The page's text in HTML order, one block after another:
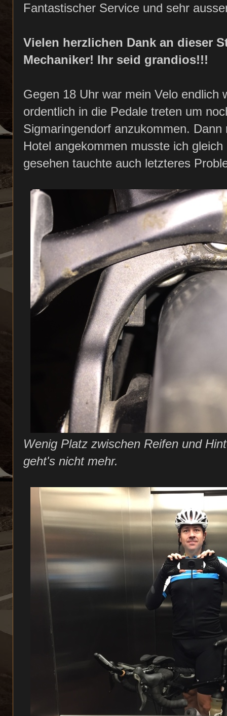
Fantastischer Service und sehr
Vielen herzlichen Dank an dieser
Mechaniker! Ihr seid grandios!!!
Gegen 18 Uhr war mein Velo endlich
ordentlich in die Pedale treten um
Sigmaringendorf anzukommen.
Hotel angekommen musste ich
gesehen tauchte auch letzteres
Wenig Platz zwischen Reifen und
geht's nicht mehr.